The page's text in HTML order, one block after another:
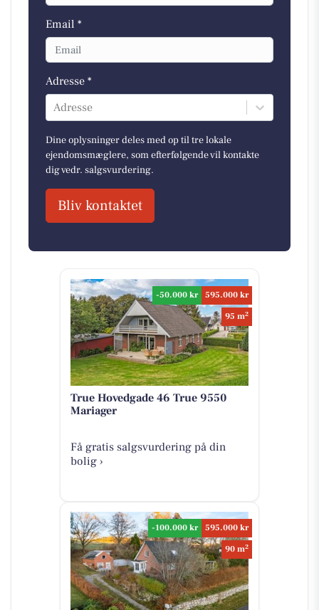
Email *
Adresse *
Adresse
Dine oplysninger deles med op til tre lokale
ejendomsmæglere, som efterfølgende vil kontakte
dig vedr. salgsvurdering.
Bliv kontaktet
-50.000 kr
595.000 kr
95 m2
True Hovedgade 46 True 9550
Mariager
Få gratis salgsvurdering på din
bolig ›
-100.000 kr
595.000 kr
90 m2